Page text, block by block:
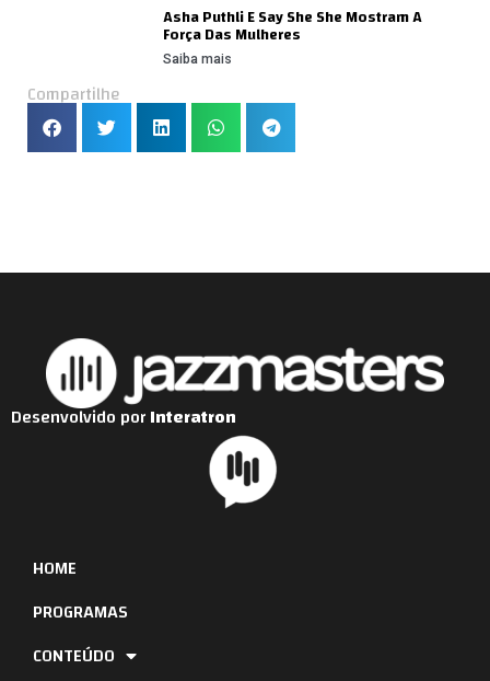
Asha Puthli E Say She She Mostram A
Força Das Mulheres
Saiba mais
Compartilhe
HOME
PROGRAMAS
CONTEÚDO
Desenvolvido porInteratron